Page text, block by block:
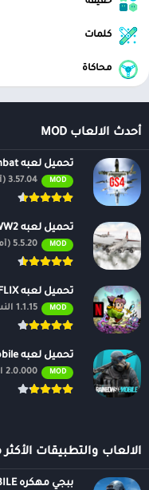
كلمات
محاكاة
أحدث الالعاب MOD
تحميل لعبه GS4 Realistic Air Combat مهكره للاندرويد
MOD 3.57.04 (أموال لا نهائية + جميع المستويات)
تحميل لعبه Gunship Sequel WW2 مهكره للاندرويد
MOD 5.5.20 (أموال لا نهائية + جميع المستويات)
تحميل لعبه Arranger NETFLIX مهكره للاندرويد
MOD 1.1.15 النسخة كاملة
تحميل لعبه Rainbow Six Mobile مهكرة
MOD 2.0.000 النسخة المدفوعة مجانًا
الالعاب والتطبيقات
ببجي مهكره PUBG MOBILE